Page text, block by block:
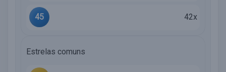
45 42x
Estrelas comuns